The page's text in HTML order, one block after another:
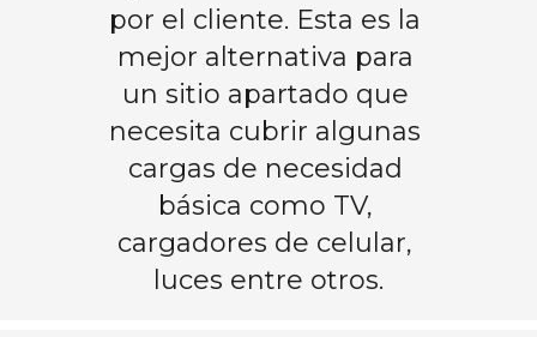
por el cliente. Esta es la
mejor alternativa para
un sitio apartado que
necesita cubrir algunas
cargas de necesidad
básica como TV,
cargadores de celular,
luces entre otros.